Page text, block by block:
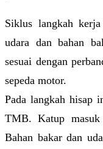
Siklus langkah
udara dan bahan
sesuai dengan
sepeda motor.
Pada langkah hisap
TMB. Katup masuk
Bahan bakar dan